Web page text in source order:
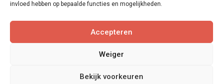
invloed hebben op bepaalde functies en mogelijkheden.
Accepteren
Weiger
Bekijk voorkeuren
BEKIJK DIT PRODUCT >